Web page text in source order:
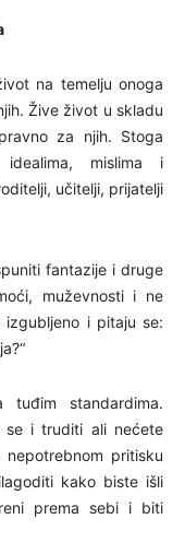
na temelju onoga
Žive život u skladu
za njih. Stoga
mislima i
učitelji, prijatelji
fantazije i druge
muževnosti i ne
izgubljeno i pitaju se:
tuđim standardima.
se i truditi ali nećete
pritisku
kako biste išli
prema sebi i biti